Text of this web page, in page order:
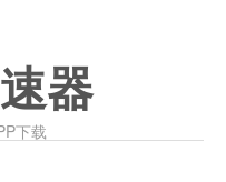
器
下载